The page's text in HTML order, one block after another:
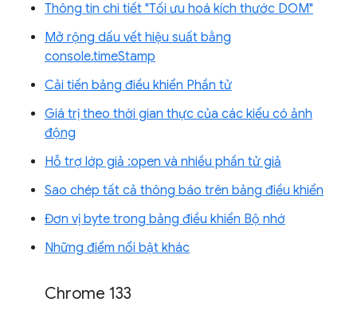
Thông tin chi tiết "Tối ưu hoá kích thước DOM"
Mở rộng dấu vết hiệu suất bằng
console.timeStamp
Cải tiến bảng điều khiển Phần tử
Giá trị theo thời gian thực của các kiểu có ảnh
động
Hỗ trợ lớp giả :open và nhiều phần tử giả
Sao chép tất cả thông báo trên bảng điều khiển
Đơn vị byte trong bảng điều khiển Bộ nhớ
Những điểm nổi bật khác
Chrome 133